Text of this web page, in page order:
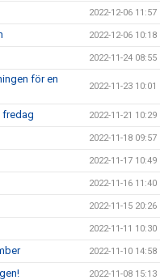
2022-12-06 11:57
2022-12-06 10:18
2022-11-24 08:55
för en
2022-11-23 10:01
fredag 2022-11-21 10:29
2022-11-18 09:57
2022-11-17 10:49
2022-11-16 11:40
2022-11-15 20:26
2022-11-11 10:30
2022-11-10 14:58
2022-11-08 15:13